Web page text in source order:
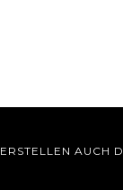
AUCH